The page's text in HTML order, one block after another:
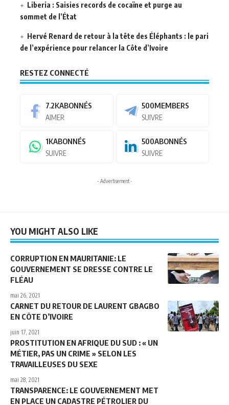
Liberia : Saisies records de cocaïne et purge au
sommet de l’État
Hervé Renard de retour à la tête des Éléphants : le pari
de l’expérience pour relancer la Côte d’Ivoire
RESTEZ CONNECTÉ
7.2KABONNÉS
AIMER
500MEMBERS
SUIVRE
1KABONNÉS
SUIVRE
500ABONNÉS
SUIVRE
- Advertisement -